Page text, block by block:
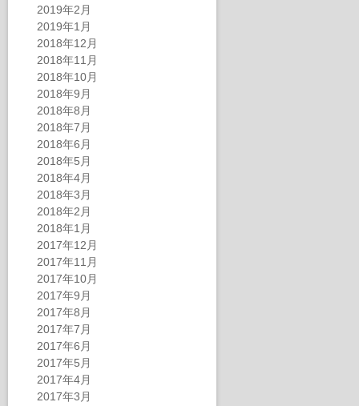
2019年2月
2019年1月
2018年12月
2018年11月
2018年10月
2018年9月
2018年8月
2018年7月
2018年6月
2018年5月
2018年4月
2018年3月
2018年2月
2018年1月
2017年12月
2017年11月
2017年10月
2017年9月
2017年8月
2017年7月
2017年6月
2017年5月
2017年4月
2017年3月